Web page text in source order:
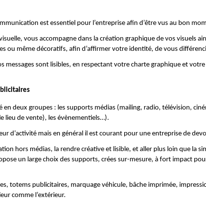
est essentiel pour l’entreprise afin d’être vus au bon
vous accompagne dans la création graphique de vos visuels
ou même décoratifs, afin d’affirmer votre identité, de vous
messages sont lisibles, en respectant votre charte graphique et
en deux groupes : les supports médias (mailing, radio, télévision,
lieu de vente), les évènementiels…).
d’activité mais en général il est courant pour une entreprise de
hors médias, la rendre créative et lisible, et aller plus loin que la
un large choix des supports, crées sur-mesure, à fort impact
totems publicitaires, marquage véhicule, bâche imprimée,
comme l’extérieur.